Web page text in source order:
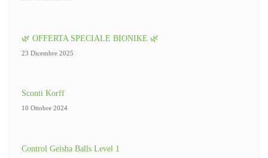
🌿 OFFERTA SPECIALE BIONIKE 🌿
23 Dicembre 2025
Sconti Korff
10 Ottobre 2024
Control Geisha Balls Level 1